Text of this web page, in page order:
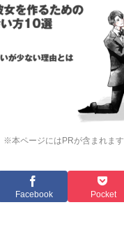
※本ページにはPRが含まれます
Facebook Pocket